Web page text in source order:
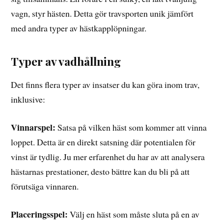
vagn, styr hästen. Detta gör travsporten unik jämfört
med andra typer av hästkapplöpningar.
Typer av vadhållning
Det finns flera typer av insatser du kan göra inom trav,
inklusive:
Vinnarspel: Satsa på vilken häst som kommer att vinna
loppet. Detta är en direkt satsning där potentialen för
vinst är tydlig. Ju mer erfarenhet du har av att analysera
hästarnas prestationer, desto bättre kan du bli på att
förutsäga vinnaren.
Placeringsspel: Välj en häst som måste sluta på en av